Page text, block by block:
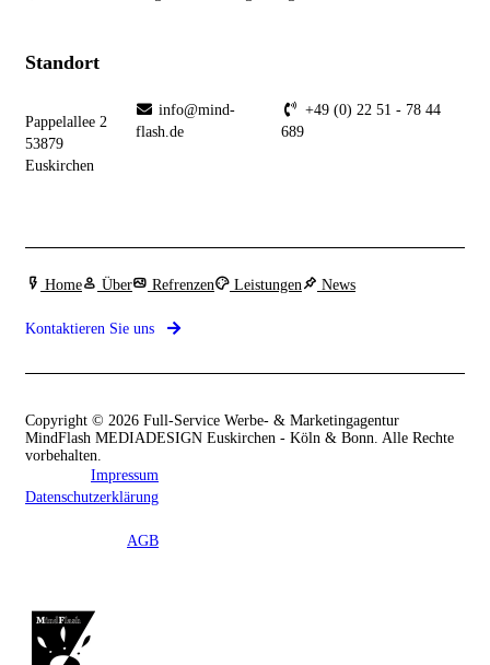
Standort
Pappelallee 2
53879
Euskirchen
info@mind-
flash.de
+49 (0) 22 51 - 78 44
689
Home Über Refrenzen Leistungen News
Kontaktieren Sie uns
Copyright © 2026 Full-Service Werbe- & Marketingagentur
MindFlash MEDIADESIGN Euskirchen - Köln & Bonn. Alle Rechte
vorbehalten.
Impressum
Datenschutzerklärung
AGB